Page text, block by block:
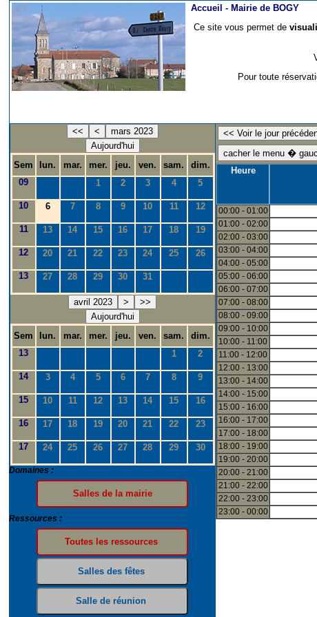
Accueil - Mairie de BOGY
Ce site vous permet de
Pour toute
<< <
mars 2023
Aujourd'hui
Sem
lun. mar. mer. jeu. ven. sam.
dim.
09
1 2 3 4 5
10 6 7 8 9 10 11 12
11 13 14 15 16 17 18 19
12 20 21 22 23 24 25 26
13 27 28 29 30 31
avril 2023 >
>>
Aujourd'hui
Sem
lun. mar. mer. jeu. ven. sam.
dim.
13
1 2
14 3 4 5 6 7 8 9
15 10 11 12 13 14 15 16
16 17 18 19 20 21 22 23
17 24 25 26 27 28 29 30
Domaines :
Ressources :
Heure
00:00 - 01:00
01:00 - 02:00
02:00 - 03:00
03:00 - 04:00
04:00 - 05:00
05:00 - 06:00
06:00 - 07:00
07:00 - 08:00
08:00 - 09:00
09:00 - 10:00
10:00 - 11:00
11:00 - 12:00
12:00 - 13:00
13:00 - 14:00
14:00 - 15:00
15:00 - 16:00
16:00 - 17:00
17:00 - 18:00
18:00 - 19:00
19:00 - 20:00
20:00 - 21:00
21:00 - 22:00
22:00 - 23:00
23:00 - 00:00